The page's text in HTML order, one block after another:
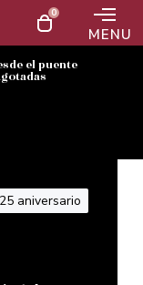
0
MENU
el puente
aniversario